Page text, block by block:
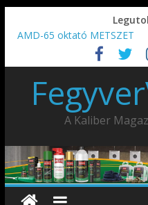
AMD-65 oktató METSZET
Umarex TPX50 .50
IDÉN IS INDUL:
illetve szakspecialista
IWA2026 – Puskák 1. rész
Ardesa Patriot “FAPADOS”
A Kaliber